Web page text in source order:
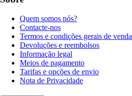
Quem somos nós?
Contacte-nos
Termos e condições gerais de venda
Devoluções e reembolsos
Informação legal
Meios de pagamento
Tarifas e opções de envio
Nota de Privacidade